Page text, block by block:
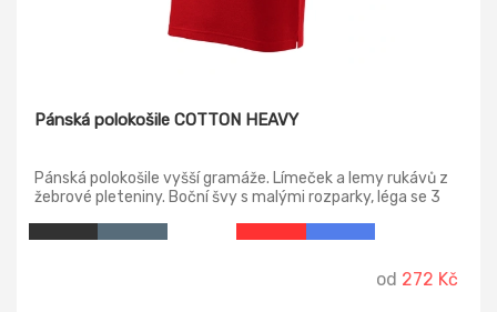
Pánská polokošile COTTON HEAVY
Pánská polokošile vyšší gramáže. Límeček a lemy rukávů z
žebrové pleteniny. Boční švy s malými rozparky, léga se 3
od 272 Kč